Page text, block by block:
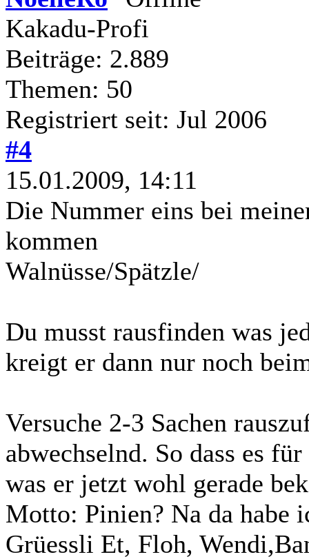
Kakadu-Profi
Beiträge: 2.889
Themen: 50
Registriert seit: Jul 2006
#4
15.01.2009, 14:11
Die Nummer eins bei
kommen
Walnüsse/Spätzle/
Du musst rausfinden was
kreigt er dann nur noch
Versuche 2-3 Sachen
abwechselnd. So dass es
was er jetzt wohl gerade
Motto: Pinien? Na da habe
Grüessli Et, Floh,